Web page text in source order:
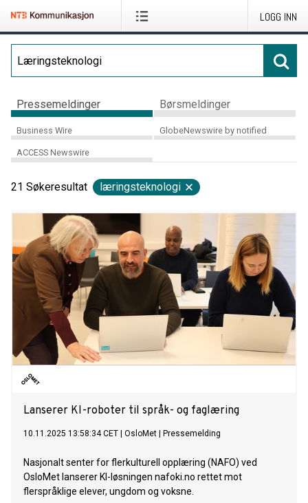
LOGG INN
Pressemeldinger Børsmeldinger
Business Wire GlobeNewswire by notified
ACCESS Newswire
21 Søkeresultat læringsteknologi
Lanserer KI-roboter til språk- og faglæring
10.11.2025 13:58:34 CET OsloMet Pressemelding
Nasjonalt senter for flerkulturell opplæring (NAFO) ved
OsloMet lanserer KI-løsningen nafoki.no rettet mot
flerspråklige elever, ungdom og voksne.